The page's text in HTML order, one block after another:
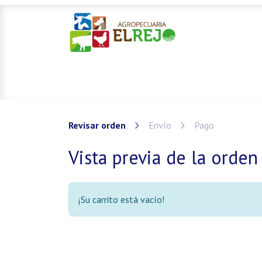
Revisar orden Envío Pago
Vista previa de la orden
¡Su carrito está vacío!